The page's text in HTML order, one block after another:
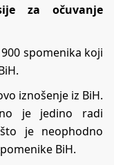
za očuvanje
spomenika koji
iznošenje iz BiH.
je jedino radi
je neophodno
BiH.